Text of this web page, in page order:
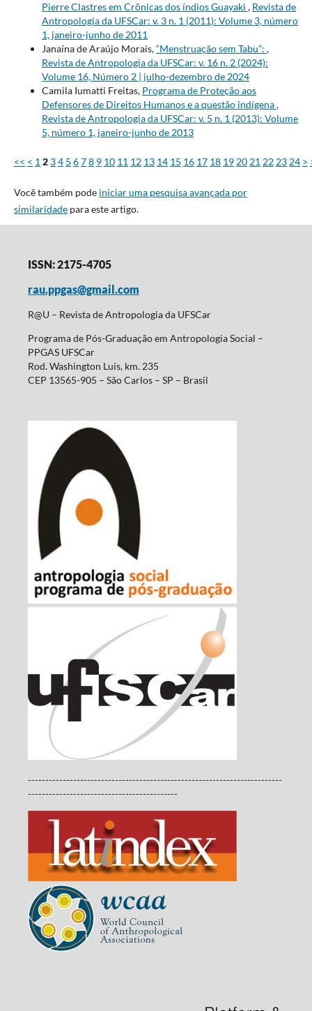
Pierre Clastres em Crônicas dos índios Guayaki , Revista de
Antropologia da UFSCar: v. 3 n. 1 (2011): Volume 3, número
1, janeiro-junho de 2011
Janaína de Araújo Morais,“Menstruação sem Tabu”: ,
Revista de Antropologia da UFSCar: v. 16 n. 2 (2024):
Volume 16, Número 2 | julho-dezembro de 2024
Camila Iumatti Freitas, Programa de Proteção aos
Defensores de Direitos Humanos e a questão indígena,
Revista de Antropologia da UFSCar: v. 5 n. 1 (2013): Volume
5, número 1, janeiro-junho de 2013
<< < 1 2 34 5 678 9 10 11 12 13 14 15 16 17 18 19 20 21 22 23 24 >
Você também pode iniciar uma pesquisa avançada por
similaridadepara este artigo.
ISSN: 2175-4705
rau.ppgas@gmail.com
R@U – Revista de Antropologia da UFSCar
Programa de Pós-Graduação em Antropologia Social –
PPGAS UFSCar
Rod. Washington Luís, km. 235
CEP 13565-905 – São Carlos – SP – Brasil
-------------------------------------------------------------------------
-------------------------------------------